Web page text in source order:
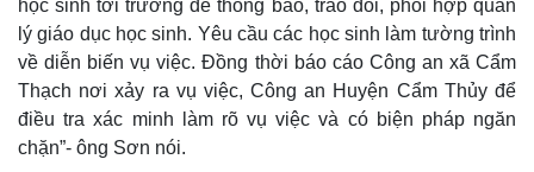
Thế giới
học sinh tới trường để thông báo, trao đổi, phối hợp quản
lý giáo dục học sinh. Yêu cầu các học sinh làm tường trình
về diễn biến vụ việc. Đồng thời báo cáo Công an xã Cẩm
Thạch nơi xảy ra vụ việc, Công an Huyện Cẩm Thủy để
điều tra xác minh làm rõ vụ việc và có biện pháp ngăn
chặn”- ông Sơn nói.